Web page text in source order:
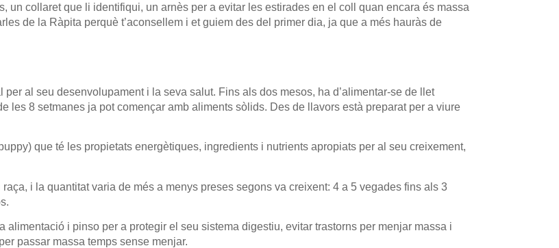
un collaret que li identifiqui, un arnès per a evitar les estirades en el coll quan encara és massa
de la Ràpita perquè t’aconsellem i et guiem des del primer dia, ja que a més hauràs de
al seu desenvolupament i la seva salut. Fins als dos mesos, ha d’alimentar-se de llet
les 8 setmanes ja pot començar amb aliments sòlids. Des de llavors està preparat per a viure
que té les propietats energètiques, ingredients i nutrients apropiats per al seu creixement,
i la quantitat varia de més a menys preses segons va creixent: 4 a 5 vegades fins als 3
i pinso per a protegir el seu sistema digestiu, evitar trastorns per menjar massa i
passar massa temps sense menjar.